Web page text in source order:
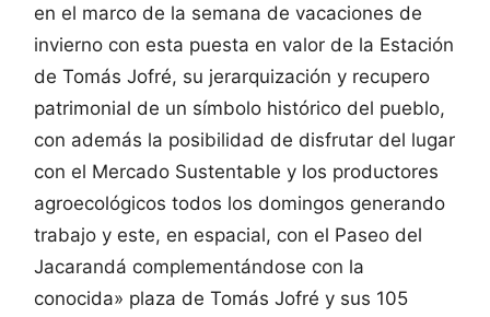
en el marco de la semana de vacaciones de
invierno con esta puesta en valor de la Estación
de Tomás Jofré, su jerarquización y recupero
patrimonial de un símbolo histórico del pueblo,
con además la posibilidad de disfrutar del lugar
con el Mercado Sustentable y los productores
agroecológicos todos los domingos generando
trabajo y este, en espacial, con el Paseo del
Jacarandá complementándose con la
conocida» plaza de Tomás Jofré y sus 105